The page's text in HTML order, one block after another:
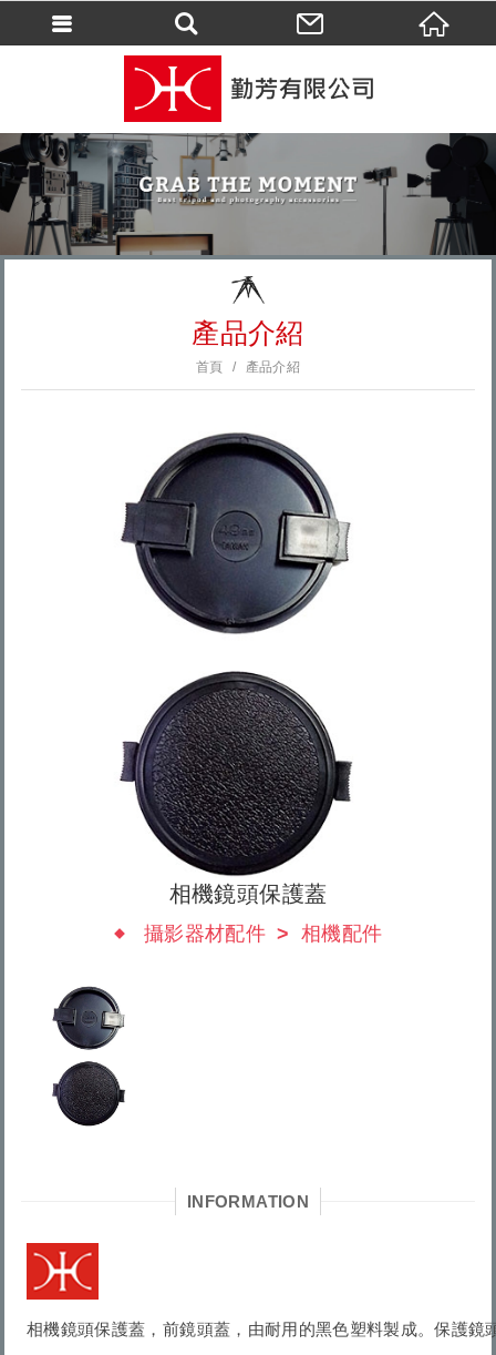
產品介紹
首頁 產品介紹
相機鏡頭保護蓋
攝影器材配件 相機配件
INFORMATION
相機鏡頭保護蓋，前鏡頭蓋，由耐用的黑色塑料製成。保護鏡
會員登入(燈箱)
加入會員
忘記密碼
訂單查詢
個人資料修改
會員登出